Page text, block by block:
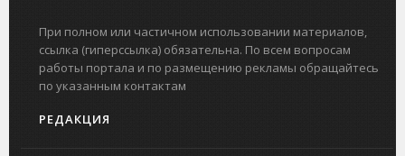
При полном или частичном использовании материалов,
ссылка (гиперссылка) обязательна. По всем вопросам
работы портала и по размещению рекламы обращайтесь
по указанным контактам
РЕДАКЦИЯ